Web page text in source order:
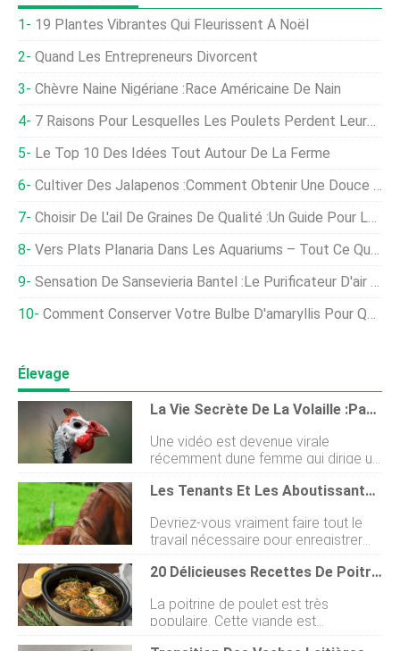
19 Plantes Vibrantes Qui Fleurissent À Noël
Quand Les Entrepreneurs Divorcent
Chèvre Naine Nigériane :race Américaine De Nain
7 Raisons Pour Lesquelles Les Poulets Perdent Leurs Plumes Et Comment Y Remédier
Le Top 10 Des Idées Tout Autour De La Ferme
Cultiver Des Jalapenos :comment Obtenir Une Douce Chaleur
Choisir De L'ail De Graines De Qualité :un Guide Pour Les Producteurs
Vers Plats Planaria Dans Les Aquariums – Tout Ce Que Vous Devez Savoir
Sensation De Sansevieria Bantel :le Purificateur D'air Éblouissant
Comment Conserver Votre Bulbe D'amaryllis Pour Qu'il Fleurisse À Nouveau L'année Prochaine
Élevage
La Vie Secrète De La Volaille :Papua La Volaille Merveilleuse
Une vidéo est devenue virale
récemment dune femme qui dirige un
cours dagilité pour chiens avec une
pintade. Quand je lai vu, jai été
rien vu de tel. Javais besoin den
savoir plus et jai rapidement pris
contact avec la personne dans la
vidéo, Emily Autumns, qui est la
Guinée dans la vidéo. Emily vit dans
le Sussex et elle et son partenaire
Steven sont fauconniers. Ils élèvent
Les Tenants Et Les Aboutissants De L'enregistrement Du Bétail
Devriez-vous vraiment faire tout le
travail nécessaire pour enregistrer
votre bétail ? Toutes les demandes,
les frais, le marquage, etc. peuvent
surtout si la majorité de vos animaux
sont destinés au congélateur. Mais il
y a des avantages à maintenir un
20 Délicieuses Recettes De Poitrine De Poulet :repas Rapides Et Faciles
La poitrine de poulet est très
populaire. Cette viande est
diététique, facilement digérée par